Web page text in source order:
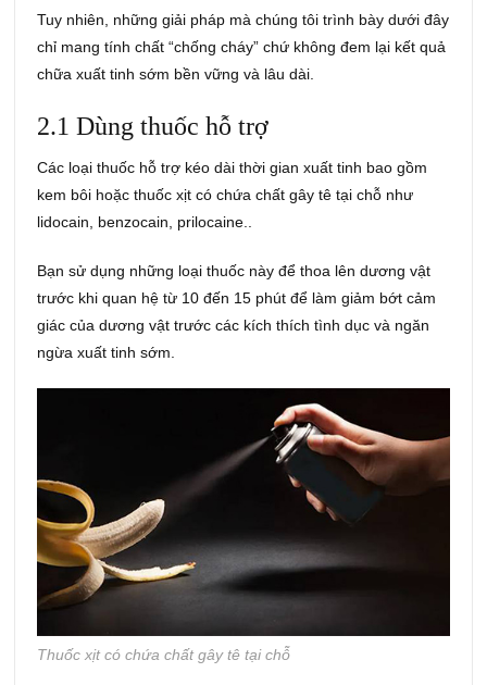
Tuy nhiên, những giải pháp mà chúng tôi trình bày dưới đây
chỉ mang tính chất “chống cháy” chứ không đem lại kết quả
chữa xuất tinh sớm bền vững và lâu dài.
2.1 Dùng thuốc hỗ trợ
Các loại thuốc hỗ trợ kéo dài thời gian xuất tinh bao gồm
kem bôi hoặc thuốc xịt có chứa chất gây tê tại chỗ như
lidocain, benzocain, prilocaine..
Bạn sử dụng những loại thuốc này để thoa lên dương vật
trước khi quan hệ từ 10 đến 15 phút để làm giảm bớt cảm
giác của dương vật trước các kích thích tình dục và ngăn
ngừa xuất tinh sớm.
Thuốc xịt có chứa chất gây tê tại chỗ